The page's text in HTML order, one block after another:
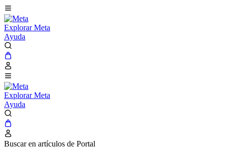
Explorar Meta
Ayuda
Explorar Meta
Ayuda
Buscar en artículos de Portal